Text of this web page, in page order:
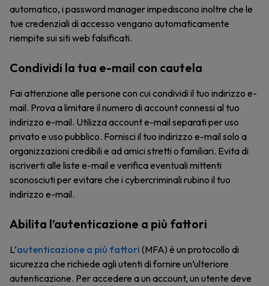
automatico, i password manager impediscono inoltre che le
tue credenziali di accesso vengano automaticamente
riempite sui siti web falsificati.
Condividi la tua e-mail con cautela
Fai attenzione alle persone con cui condividi il tuo indirizzo e-
mail. Prova a limitare il numero di account connessi al tuo
indirizzo e-mail. Utilizza account e-mail separati per uso
privato e uso pubblico. Fornisci il tuo indirizzo e-mail solo a
organizzazioni credibili e ad amici stretti o familiari. Evita di
iscriverti alle liste e-mail e verifica eventuali mittenti
sconosciuti per evitare che i cybercriminali rubino il tuo
indirizzo e-mail.
Abilita l’autenticazione a più fattori
L’autenticazione a più fattori (MFA) è un protocollo di
sicurezza che richiede agli utenti di fornire un’ulteriore
autenticazione. Per accedere a un account, un utente deve